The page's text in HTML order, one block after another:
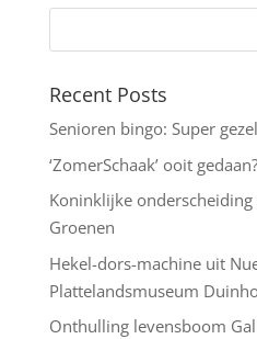
Recent Posts
Senioren bingo: Super
‘ZomerSchaak’ ooit gedaan?
Koninklijke
Groenen
Hekel-dors-machine uit
Plattelandsmuseum
Onthulling levensboom